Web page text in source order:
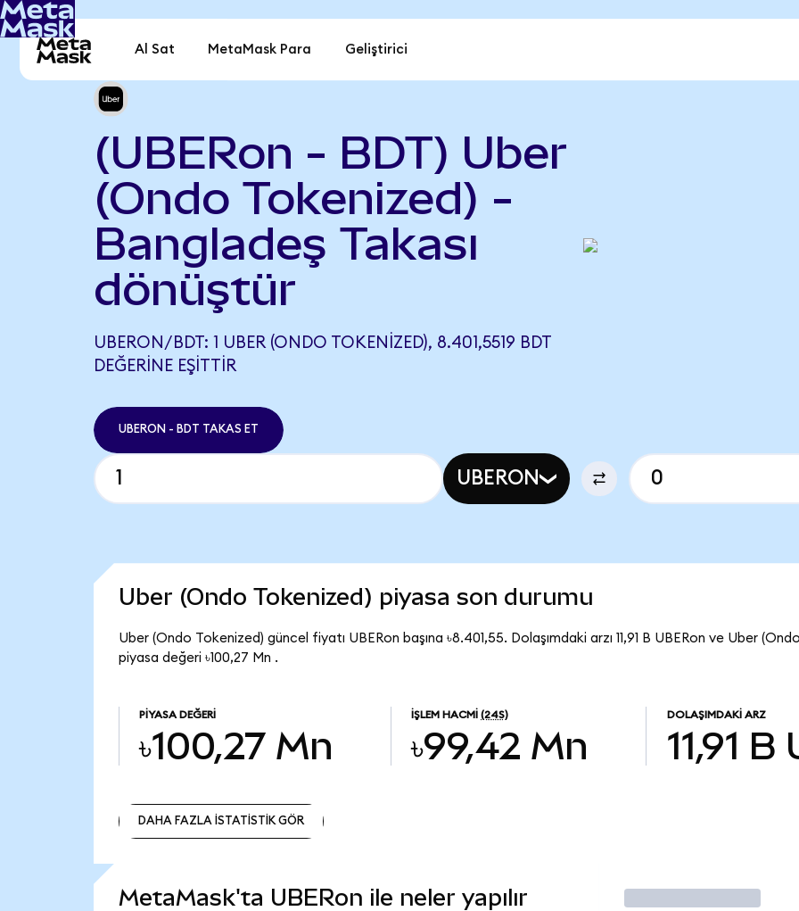
Al Sat MetaMask Para Geliştirici
(UBERon - BDT) Uber
(Ondo Tokenized) -
Bangladeş Takası
dönüştür
UBERON/BDT: 1 UBER (ONDO TOKENIZED), 8.401,5519 BDT
DEĞERINE EŞITTIR
UBERON - BDT TAKAS ET
UBERON
Uber (Ondo Tokenized) piyasa son durumu
Uber (Ondo Tokenized) güncel fiyatı UBERon başına ৳8.401,55. Dolaşımdaki arzı 11,91 B UBERon ve Uber
piyasa değeri ৳100,27 Mn .
PIYASA DEĞERI
৳100,27 Mn
İŞLEM HACMI (24S)
৳99,42 Mn
DOLAŞIMDAKI ARZ
11,91 B
DAHA FAZLA İSTATİSTİK GÖR
MetaMask'ta UBERon ile neler yapılır İşlem Yap